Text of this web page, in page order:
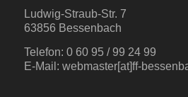
Ludwig-Straub-Str. 7
63856 Bessenbach
Telefon: 0 60 95 / 99 24 99
E-Mail: webmaster[at]ff-